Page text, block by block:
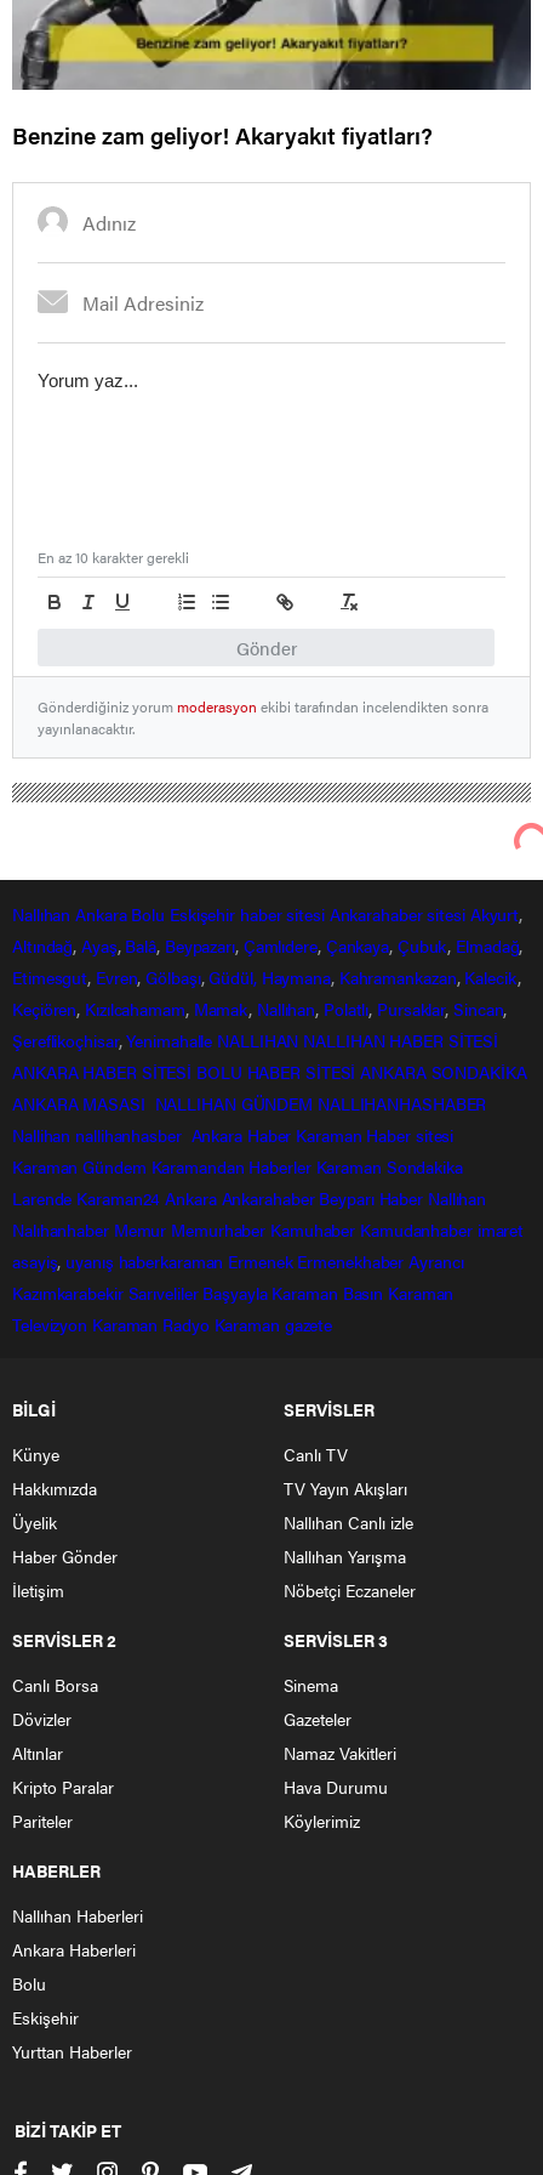
Benzine zam geliyor! Akaryakıt fiyatları?
Gönder
En az 10 karakter gerekli
Gönderdiğiniz yorummoderasyon ekibi tarafından incelendikten sonra
yayınlanacaktır.
Nallıhan Ankara Bolu Eskişehir haber sitesi Ankarahabersitesi Akyurt,
Altındağ,Ayaş, Balâ, Beypazarı, Çamlıdere, Çankaya, Çubuk, Elmadağ,
Etimesgut, Evren,Gölbaşı,Güdül, Haymana, Kahramankazan, Kalecik,
Keçiören, Kızılcahamam, Mamak, Nallıhan, Polatlı, Pursaklar,Sincan,
Şereflikoçhisar,Yenimahalle NALLIHAN NALLIHAN HABER SİTESİ
ANKARA HABER SİTESİ BOLU HABER SİTESİ ANKARA SONDAKİKA
ANKARA MASASI NALLIHAN GÜNDEM NALLIHANHASHABER
Nallihan nallihanhasber Ankara Haber Karaman Haber sitesi
Karaman Gündem Karamandan Haberler Karaman Sondakika
Larende Karaman24 Ankara Ankarahaber Beyparı Haber Nallıhan
Nalıhanhaber Memur Memurhaber Kamuhaber Kamudanhaber imaret
asayiş, uyanış haberkaraman Ermenek Ermenekhaber Ayrancı
Kazımkarabekir Sarıveliler Başyayla Karaman Basın Karaman
Televizyon Karaman Radyo Karaman gazete
BİLGİ
Künye
Hakkımızda
Üyelik
Haber Gönder
İletişim
SERVİSLER
Canlı TV
TV Yayın Akışları
Nallıhan Canlı izle
Nallıhan Yarışma
Nöbetçi Eczaneler
SERVİSLER 2
Canlı Borsa
Dövizler
Altınlar
Kripto Paralar
Pariteler
SERVİSLER 3
Sinema
Gazeteler
Namaz Vakitleri
Hava Durumu
Köylerimiz
HABERLER
Nallıhan Haberleri
Ankara Haberleri
Bolu
Eskişehir
Yurttan Haberler
BİZİ TAKİP ET